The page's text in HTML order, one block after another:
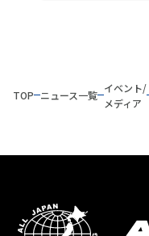
TOP ニュース一覧
イベント/
メディア